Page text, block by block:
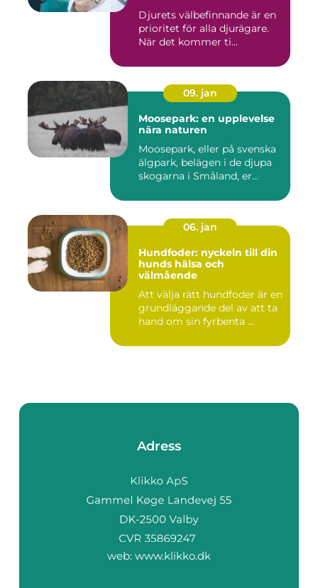
Djurets välbefinnande är en
prioritet för alla djurägare.
När det kommer ti...
09. jan
Moosepark: en upplevelse
nära naturen
Moosepark, eller på svenska
älgpark, belägen i de djupa
skogarna i Småland, er...
06. jan
Hundfoder: nyckeln till din
hunds hälsa och
välmående
Att välja rätt hundfoder är en
grundläggande del av att ta
hand om sin fyrbenta ...
Adress
web: www.klikko.dk